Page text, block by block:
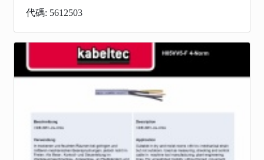
代碼: 5612503